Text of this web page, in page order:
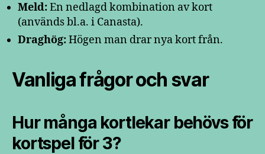
Meld:En nedlagd kombination av kort
(används bl.a. i Canasta).
Draghög:Högen man drar nya kort från.
Vanliga frågor och svar
Hur många kortlekar behövs för
kortspel för 3?